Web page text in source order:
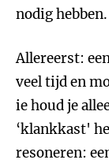
nodig
Allereerst:
veel tijd en
ie houd je
‘klankkast'
resoneren: